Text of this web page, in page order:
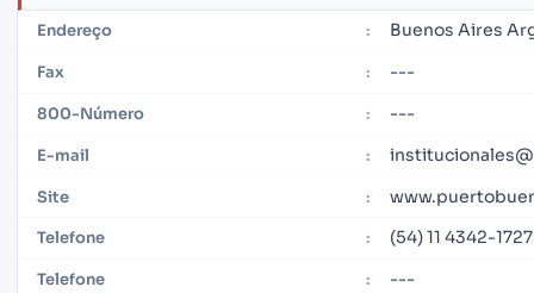
Endereço : Buenos Aires
Fax : ---
800-Número : ---
E-mail :
Site :
Telefone : (54) 11 4342-1727
Telefone : ---